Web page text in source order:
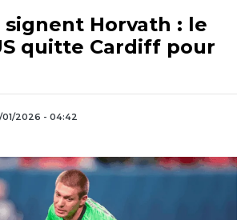
signent Horvath : le
quitte Cardiff pour
01/2026 - 04:42